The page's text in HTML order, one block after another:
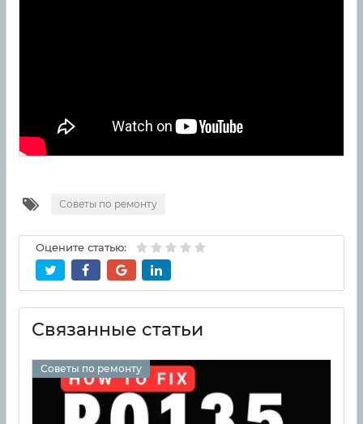
Советы по ремонту
Оцените статью:
Связанные статьи
Советы по ремонту